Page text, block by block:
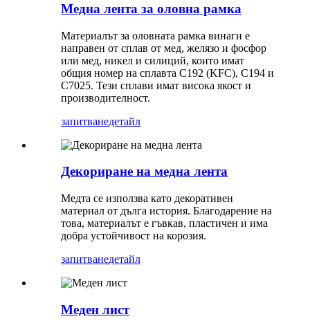
Медна лента за оловна рамка
Материалът за оловната рамка винаги е
направен от сплав от мед, желязо и фосфор
или мед, никел и силиций, които имат
общия номер на сплавта C192 (KFC), C194 и
C7025. Тези сплави имат висока якост и
производителност.
запитванедетайл
Декориране на медна лента
Медта се използва като декоративен
материал от дълга история. Благодарение на
това, материалът е гъвкав, пластичен и има
добра устойчивост на корозия.
запитванедетайл
Меден лист